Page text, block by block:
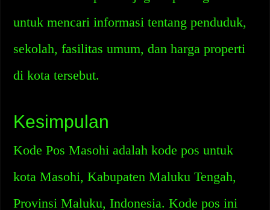
untuk mencari informasi tentang penduduk,
sekolah, fasilitas umum, dan harga properti
di kota tersebut.
Kesimpulan
Kode Pos Masohi adalah kode pos untuk
kota Masohi, Kabupaten Maluku Tengah,
Provinsi Maluku, Indonesia. Kode pos ini